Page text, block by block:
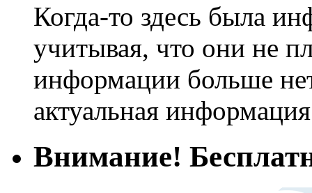
Когда-то здесь была
учитывая, что они не
информации больше
актуальная
Внимание!